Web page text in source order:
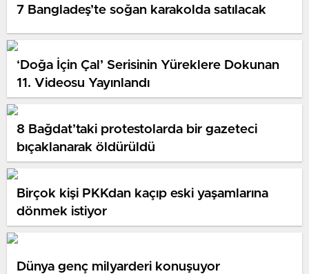
7 Bangladeş’te soğan karakolda satılacak
‘Doğa İçin Çal’ Serisinin Yüreklere Dokunan
11. Videosu Yayınlandı
8 Bağdat’taki protestolarda bir gazeteci
bıçaklanarak öldürüldü
Birçok kişi PKKdan kaçıp eski yaşamlarına
dönmek istiyor
Dünya genç milyarderi konuşuyor